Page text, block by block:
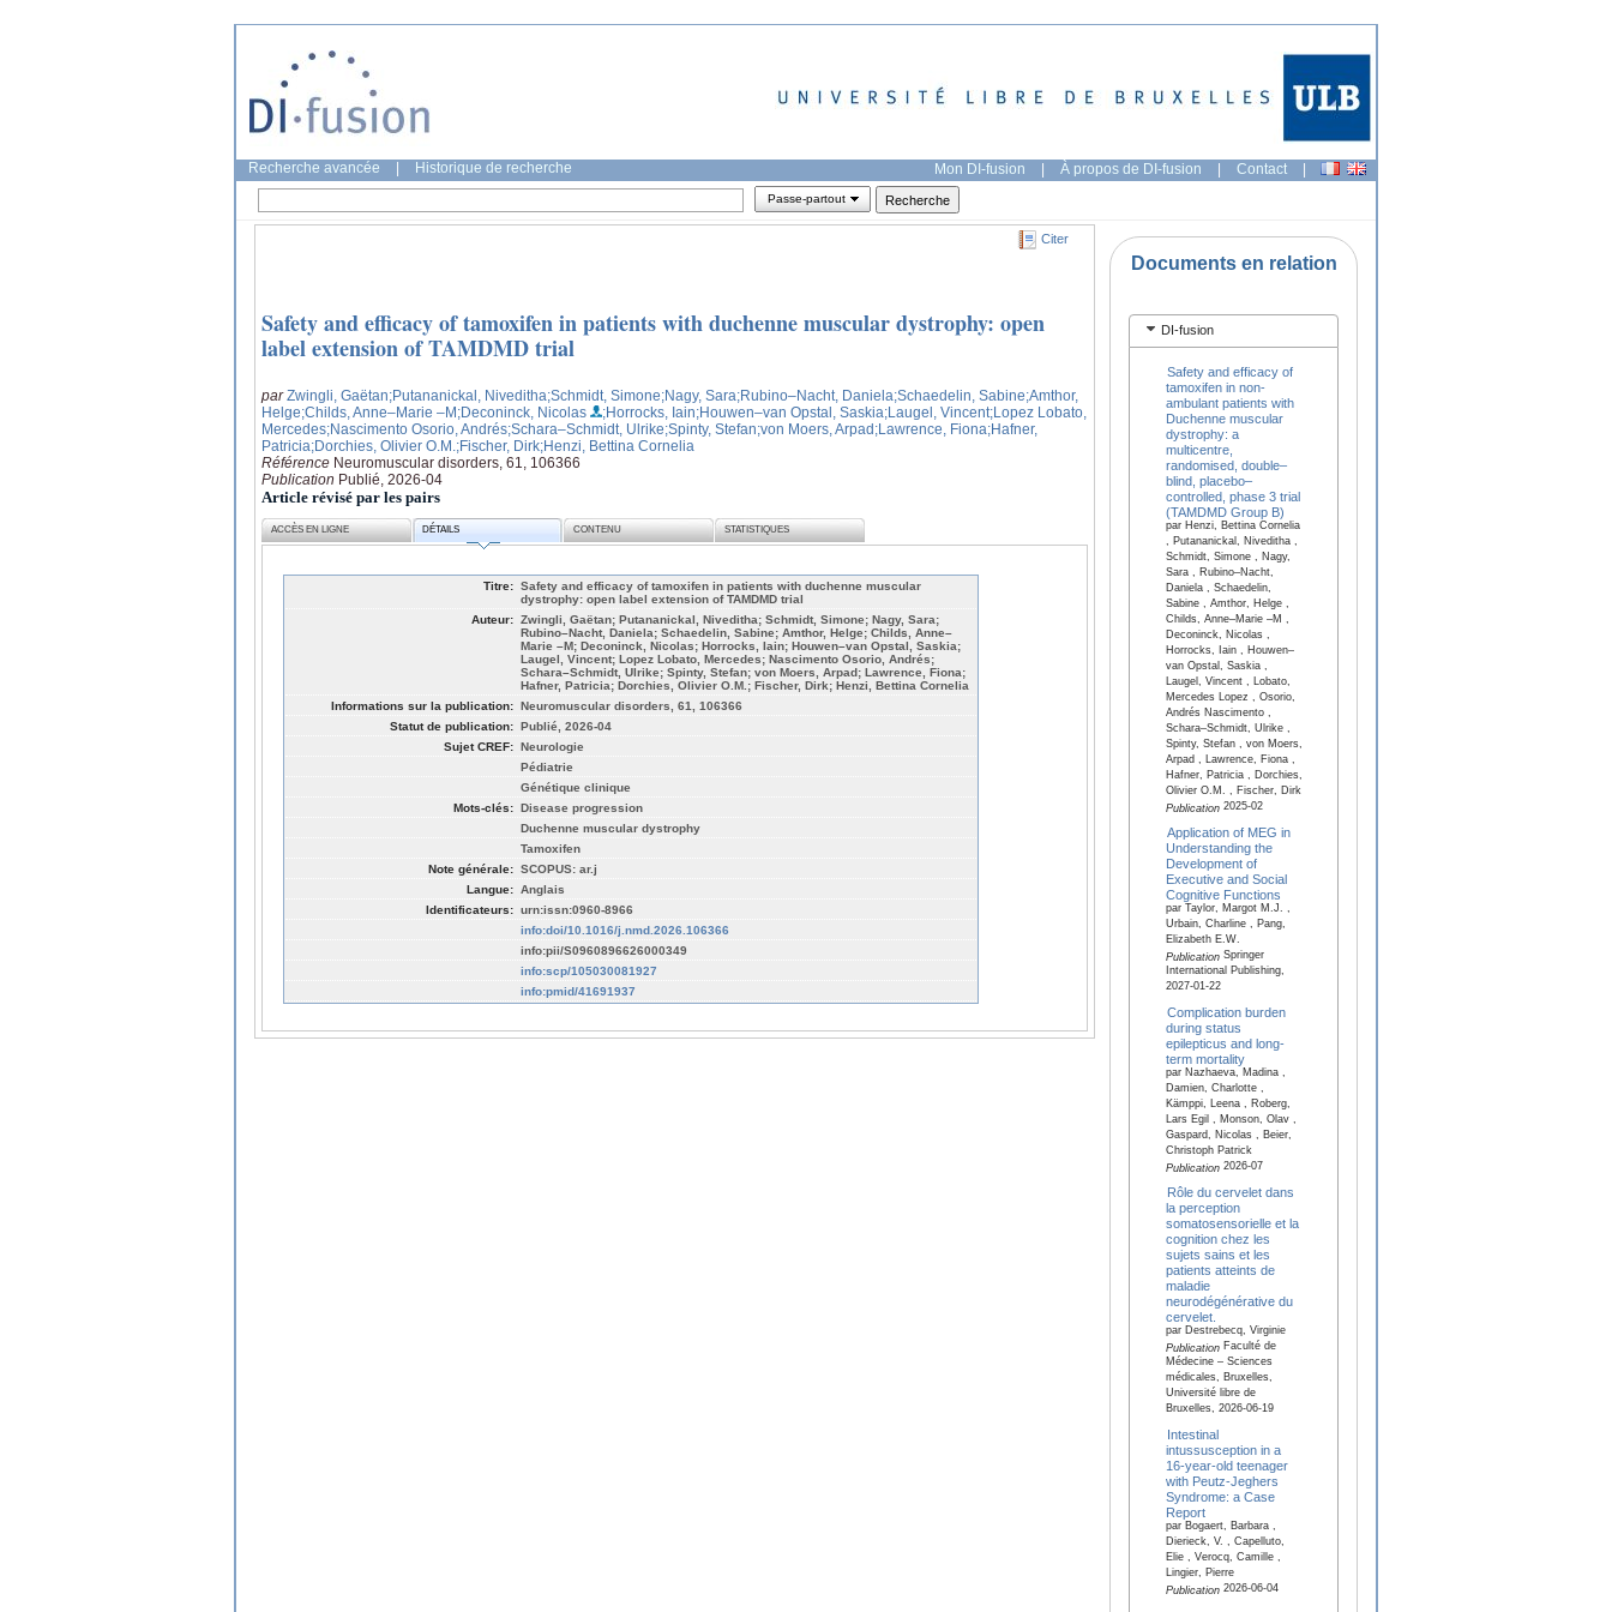
Recherche avancée Historique de recherche Mon DI-fusion | À propos de DI-fusion | Contact |
Passe-partout
Citer
Safety and efficacy of tamoxifen in patients with duchenne muscular dystrophy: open
label extension of TAMDMD trial
parZwingli, Gaëtan;Putananickal, Niveditha;Schmidt, Simone;Nagy, Sara;Rubino–Nacht, Daniela;Schaedelin, Sabine;Amthor,
Helge;Childs, Anne–Marie –M;Deconinck, Nicolas ;Horrocks, Iain;Houwen–van Opstal, Saskia;Laugel, Vincent;Lopez Lobato,
Mercedes;Nascimento Osorio, Andrés;Schara–Schmidt, Ulrike;Spinty, Stefan;von Moers, Arpad;Lawrence, Fiona;Hafner,
Patricia;Dorchies, Olivier O.M. ;Fischer, Dirk;Henzi, Bettina Cornelia
Référence Neuromuscular disorders, 61, 106366
Publication Publié, 2026-04
Article révisé par les pairs
ACCÈS EN LIGNE DÉTAILS CONTENU STATISTIQUES
Titre: Safety and efficacy of tamoxifen in patients with duchenne muscular
dystrophy: open label extension of TAMDMD trial
Auteur: Zwingli, Gaëtan; Putananickal, Niveditha; Schmidt, Simone; Nagy, Sara;
Rubino–Nacht, Daniela; Schaedelin, Sabine; Amthor, Helge; Childs, Anne–
Marie –M; Deconinck, Nicolas; Horrocks, Iain; Houwen–van Opstal, Saskia;
Laugel, Vincent; Lopez Lobato, Mercedes; Nascimento Osorio, Andrés;
Schara–Schmidt, Ulrike; Spinty, Stefan; von Moers, Arpad; Lawrence, Fiona;
Hafner, Patricia; Dorchies, Olivier O.M.; Fischer, Dirk; Henzi, Bettina Cornelia
Informations sur la publication: Neuromuscular disorders, 61, 106366
Statut de publication: Publié, 2026-04
Sujet CREF: Neurologie
Pédiatrie
Génétique clinique
Mots-clés: Disease progression
Duchenne muscular dystrophy
Tamoxifen
Note générale: SCOPUS: ar.j
Langue: Anglais
Identificateurs: urn:issn:0960-8966
info:doi/10.1016/j.nmd.2026.106366
info:pii/S0960896626000349
info:scp/105030081927
info:pmid/41691937
Documents en relation
DI-fusion
Safety and efficacy of
tamoxifen in non-
ambulant patients with
Duchenne muscular
dystrophy: a
multicentre,
randomised, double–
blind, placebo–
controlled, phase 3 trial
(TAMDMD Group B)
par Henzi, Bettina Cornelia
, Putananickal, Niveditha ,
Schmidt, Simone , Nagy,
Sara , Rubino–Nacht,
Daniela , Schaedelin,
Sabine , Amthor, Helge ,
Childs, Anne–Marie –M ,
Deconinck, Nicolas ,
Horrocks, Iain , Houwen–
van Opstal, Saskia ,
Laugel, Vincent , Lobato,
Mercedes Lopez , Osorio,
Andrés Nascimento ,
Schara–Schmidt, Ulrike ,
Spinty, Stefan , von Moers,
Arpad , Lawrence, Fiona ,
Hafner, Patricia , Dorchies,
Olivier O.M. , Fischer, Dirk
Publication2025-02
Application of MEG in
Understanding the
Development of
Executive and Social
Cognitive Functions
par Taylor, Margot M.J. ,
Urbain, Charline , Pang,
Elizabeth E.W.
PublicationSpringer
International Publishing,
2027-01-22
Complication burden
during status
epilepticus and long-
term mortality
par Nazhaeva, Madina ,
Damien, Charlotte ,
Kämppi, Leena , Roberg,
Lars Egil , Monson, Olav ,
Gaspard, Nicolas , Beier,
Christoph Patrick
Publication2026-07
Rôle du cervelet dans
la perception
somatosensorielle et la
cognition chez les
sujets sains et les
patients atteints de
maladie
neurodégénérative du
cervelet.
par Destrebecq, Virginie
PublicationFaculté de
Médecine – Sciences
médicales, Bruxelles,
Université libre de
Bruxelles, 2026-06-19
Intestinal
intussusception in a
16-year-old teenager
with Peutz-Jeghers
Syndrome: a Case
Report
par Bogaert, Barbara ,
Dierieck, V. , Capelluto,
Elie , Verocq, Camille ,
Lingier, Pierre
Publication2026-06-04